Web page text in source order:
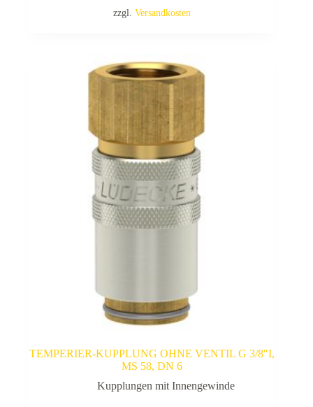
zzgl. Versandkosten
TEMPERIER-KUPPLUNG OHNE VENTIL G 3/8″I,
MS 58, DN 6
Kupplungen mit Innengewinde